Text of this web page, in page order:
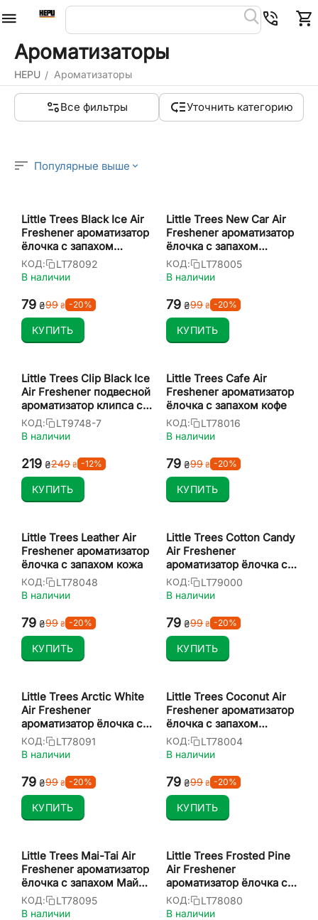
Ароматизаторы
HEPU / Ароматизаторы
Все фильтры Уточнить категорию
Популярные выше
Little Trees Black Ice Air
Freshener ароматизатор
ёлочка с запахом
черный лед
КОД:
LT78092
В наличии
‍79‍ ₴‍99‍ ₴ -20%
КУПИТЬ
Little Trees New Car Air
Freshener ароматизатор
ёлочка с запахом
нового автомобиля
КОД:
LT78005
В наличии
‍79‍ ₴‍99‍ ₴ -20%
КУПИТЬ
Little Trees Clip Black Ice
Air Freshener подвесной
ароматизатор клипса с
запахом черный лед
КОД:
LT9748-7
В наличии
‍219‍ ₴‍249‍ ₴ -12%
КУПИТЬ
Little Trees Cafe Air
Freshener ароматизатор
ёлочка с запахом кофе
КОД:
LT78016
В наличии
‍79‍ ₴‍99‍ ₴ -20%
КУПИТЬ
Little Trees Leather Air
Freshener ароматизатор
ёлочка с запахом кожа
КОД:
LT78048
В наличии
‍79‍ ₴‍99‍ ₴ -20%
КУПИТЬ
Little Trees Cotton Candy
Air Freshener
ароматизатор ёлочка с
запахом сладкая вата
КОД:
LT79000
В наличии
‍79‍ ₴‍99‍ ₴ -20%
КУПИТЬ
Little Trees Arctic White
Air Freshener
ароматизатор ёлочка с
запахом белая Арктика
КОД:
LT78091
В наличии
‍79‍ ₴‍99‍ ₴ -20%
КУПИТЬ
Little Trees Coconut Air
Freshener ароматизатор
ёлочка с запахом
кокоса
КОД:
LT78004
В наличии
‍79‍ ₴‍99‍ ₴ -20%
КУПИТЬ
Little Trees Mai-Tai Air
Freshener ароматизатор
ёлочка с запахом Май-
Тай
КОД:
LT78095
В наличии
Little Trees Frosted Pine
Air Freshener
ароматизатор ёлочка с
запахом морозная сосна
КОД:
LT78080
В наличии